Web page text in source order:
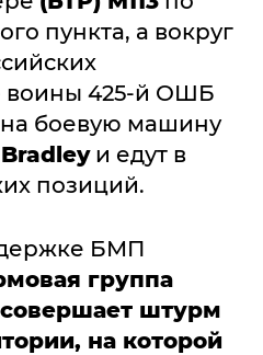
пункта, а вокруг
воины 425-й ОШБ
боевую машину
и едут в
позиций.
БМП
группа
штурм
на которой